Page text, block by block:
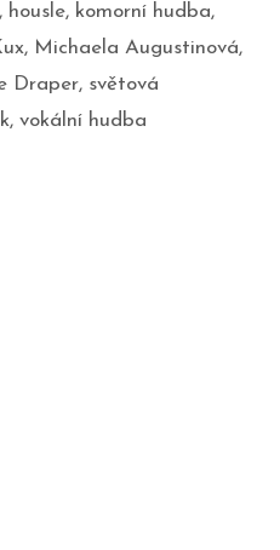
, housle, komorní hudba,
, Michaela Augustinová,
Draper, světová
, vokální hudba